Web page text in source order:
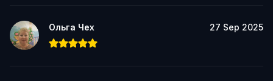
Ольга Чех 27 Sep 2025